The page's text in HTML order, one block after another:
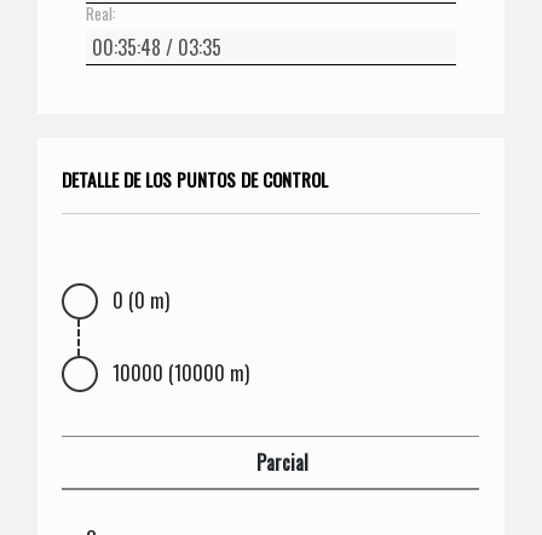
Real:
DETALLE DE LOS PUNTOS DE CONTROL
0 (0 m)
10000 (10000 m)
Parcial